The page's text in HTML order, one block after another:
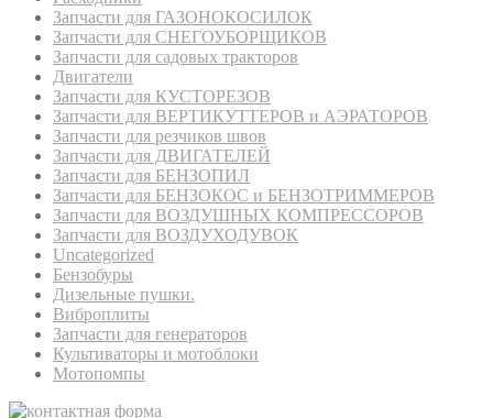
Запчасти для ГАЗОНОКОСИЛОК
Запчасти для СНЕГОУБОРЩИКОВ
Запчасти для садовых тракторов
Двигатели
Запчасти для КУСТОРЕЗОВ
Запчасти для ВЕРТИКУТТЕРОВ и АЭРАТОРОВ
Запчасти для резчиков швов
Запчасти для ДВИГАТЕЛЕЙ
Запчасти для БЕНЗОПИЛ
Запчасти для БЕНЗОКОС и БЕНЗОТРИММЕРОВ
Запчасти для ВОЗДУШНЫХ КОМПРЕССОРОВ
Запчасти для ВОЗДУХОДУВОК
Uncategorized
Бензобуры
Дизельные пушки.
Виброплиты
Запчасти для генераторов
Культиваторы и мотоблоки
Мотопомпы